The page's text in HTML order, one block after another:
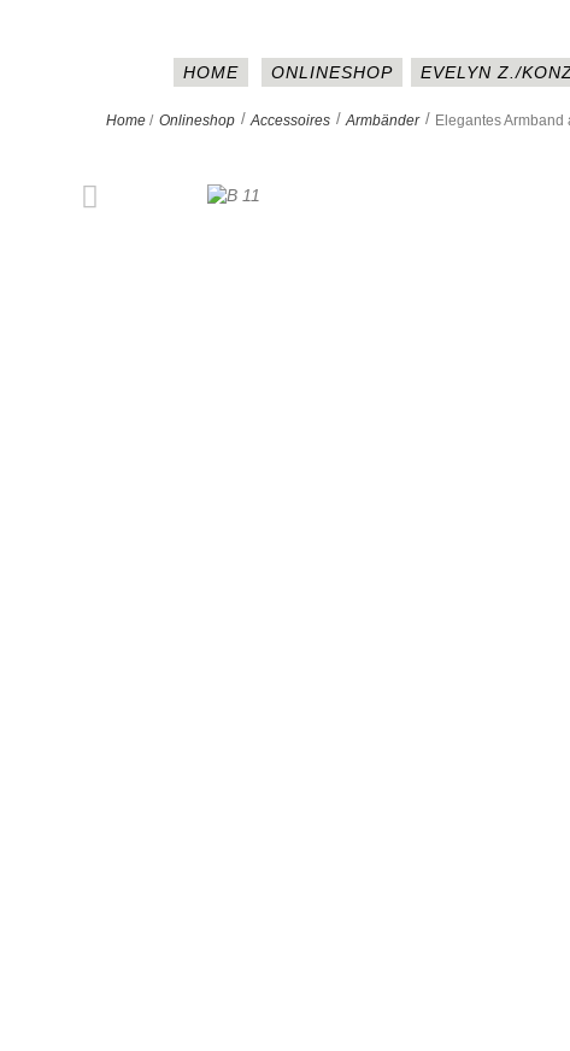
HOME ONLINESHOP EVELYN Z./
Home / Onlineshop > Accessoires > Armbänder > Elegantes